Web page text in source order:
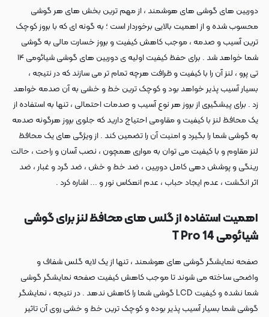
دوربین های گوشی های هوشمند ، از مهم ترین بخش های هر گوشی
محسوب شده و از اهمیت بالایی برخوردار است ؛ به گونه ای که با بروز کوچک
ترین آسیب و صدمه ، موجب کاهش کیفیت و بروز خسارت مالی به گوشی
شما خواهد شد . برای حفظ کیفیت اولیه ی دوربین های گوشی شیائومی ۱۴
تی پرو ، لنز آن را با کیفیت و ظرافت هرچه تمام تر می سازند که در نتیجه ،
بسیار آسیب پذیر خواهد بود و کوچک ترین خط و خشی به آن صدمه خواهد
زد . برای پیشگیری از بروز هر نوع آسیب و صدمات احتمالی ، تنها به استفاده از
یک محافظ لنز با کیفیت و مقاومی احتیاج دارید که جلوی بروز هرگونه صدمه
به گوشی شما را بگیرد و امنیت آن را تضمین کند . از ویژگی های یک محافظ
لنز مقاوم و با کیفیت می توان به مواری همچون ، نصب آسان و راحت ، حالت
رینگی و پوشش دهی کامل دوربین ، ضد خط و خش ، ضد گرد و غبار ، ضد
اثر انگشت ، عدم ایجاد حباب ، عدم انعکاس نور و ... اشاره کرد .
اهمیت استفاده از گلس های محافظ لنز برای گوشی
شیائومی 14 T Pro
صفحه نمایشگر گوشی های هوشمند ، تنها از یک لایه گلس شفاف و
واضحی ساخته می شوند تا موجب کاهش کیفیت صفحه نمایشگر گوشی
شما نشده و کیفیت LCD گوشی شما را کاهش ندهد . در نتیجه ، نمایشگر
گوشی شما بسیار آسیب پذیر بوده و کوچک ترین خط و خشی روی آن تاثیر